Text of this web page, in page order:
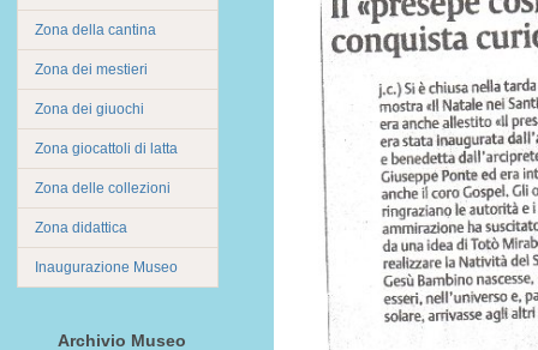
Zona della cantina
Zona dei mestieri
Zona dei giuochi
Zona giocattoli di latta
Zona delle collezioni
Zona didattica
Inaugurazione Museo
Archivio Museo